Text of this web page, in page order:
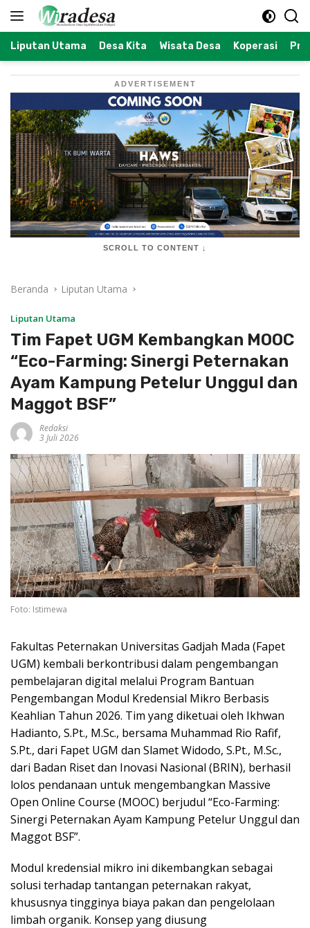
Langsung
Liputan Utama Desa Kita Wisata Desa Koperasi
ADVERTISEMENT
SCROLL TO CONTENT ↓
Beranda Liputan Utama
Liputan Utama
Tim Fapet UGM Kembangkan MOOC
“Eco-Farming: Sinergi Peternakan
Ayam Kampung Petelur Unggul dan
Maggot BSF”
Redaksi
3 Juli 2026
Foto: Istimewa
Fakultas Peternakan Universitas Gadjah Mada (Fapet
UGM) kembali berkontribusi dalam pengembangan
pembelajaran digital melalui Program Bantuan
Pengembangan Modul Kredensial Mikro Berbasis
Keahlian Tahun 2026. Tim yang diketuai oleh Ikhwan
Hadianto, S.Pt., M.Sc., bersama Muhammad Rio Rafif,
S.Pt., dari Fapet UGM dan Slamet Widodo, S.Pt., M.Sc.,
dari Badan Riset dan Inovasi Nasional (BRIN), berhasil
lolos pendanaan untuk mengembangkan Massive
Open Online Course (MOOC) berjudul “Eco-Farming:
Sinergi Peternakan Ayam Kampung Petelur Unggul dan
Maggot BSF”.
Modul kredensial mikro ini dikembangkan sebagai
solusi terhadap tantangan peternakan rakyat,
khususnya tingginya biaya pakan dan pengelolaan
limbah organik. Konsep yang diusung